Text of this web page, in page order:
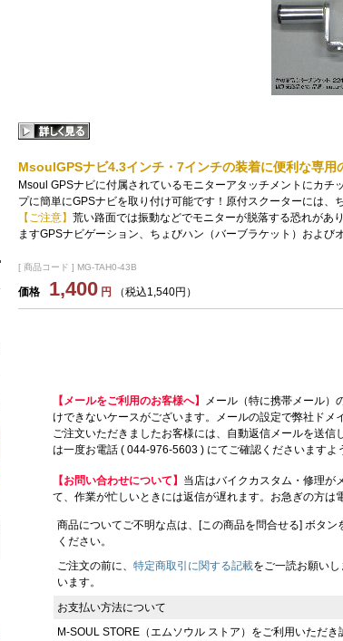
MsoulGPSナビ4.3インチ・7インチの装着に便利な専用
Msoul GPSナビに付属されているモニターアタッチメントにカ
プに簡単にGPSナビを取り付け可能です！原付スクーターには
【ご注意】 荒い路面では振動などでモニターが脱落する恐れがあ
ますGPSナビゲーション、ちょびハン（バーブラケット）および
[ 商品コード ] MG-TAH0-43B
価格 1,400 円 （税込1,540円）
【メールをご利用のお客様へ】
メール（特に携帯メール）
けできないケースがございます。メールの設定で弊社ドメ
ご注文いただきましたお客様には、自動返信メールを送
は一度お電話 ( 044-976-5603 ) にてご確認くださいますよ
【お問い合わせについて】 当店はバイクカスタム・修理が
て、作業が忙しいときには返信が遅れます。お急ぎの方は
商品についてご不明な点は、[この商品を問合せる] ボタ
ください。
ご注文の前に、 特定商取引に関する記載をご一読お願い
います。
お支払い方法について
M-SOUL STORE（エムソウル ストア）をご利用いただき